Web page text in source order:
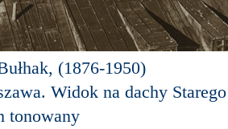
(1876-1950)
Widok na dachy
tonowany